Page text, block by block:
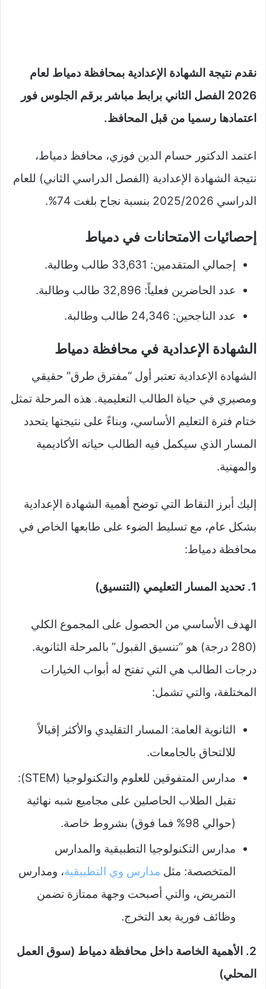
نقدم نتيجة الشهادة الإعدادية بمحافظة دمياط لعام
2026 الفصل الثاني برابط مباشر برقم الجلوس فور
اعتمادها رسميا من قبل المحافظ.
اعتمد الدكتور حسام الدين فوزي، محافظ دمياط،
نتيجة الشهادة الإعدادية (الفصل الدراسي الثاني) للعام
الدراسي 2025/2026 بنسبة نجاح بلغت 74%.
إحصائيات الامتحانات في دمياط
إجمالي المتقدمين: 33,631 طالب وطالبة.
عدد الحاضرين فعلياً: 32,896 طالب وطالبة.
عدد الناجحين: 24,346 طالب وطالبة.
الشهادة الإعدادية في محافظة دمياط
الشهادة الإعدادية تعتبر أول “مفترق طرق” حقيقي
ومصيري في حياة الطالب التعليمية. هذه المرحلة تمثل
ختام فترة التعليم الأساسي، وبناءً على نتيجتها يتحدد
المسار الذي سيكمل فيه الطالب حياته الأكاديمية
والمهنية.
إليك أبرز النقاط التي توضح أهمية الشهادة الإعدادية
بشكل عام، مع تسليط الضوء على طابعها الخاص في
محافظة دمياط:
1. تحديد المسار التعليمي (التنسيق)
الهدف الأساسي من الحصول على المجموع الكلي
(280 درجة) هو “تنسيق القبول” بالمرحلة الثانوية.
درجات الطالب هي التي تفتح له أبواب الخيارات
المختلفة، والتي تشمل:
الثانوية العامة: المسار التقليدي والأكثر إقبالاً
للالتحاق بالجامعات.
مدارس المتفوقين للعلوم والتكنولوجيا (STEM):
تقبل الطلاب الحاصلين على مجاميع شبه نهائية
(حوالي 98% فما فوق) بشروط خاصة.
مدارس التكنولوجيا التطبيقية والمدارس
المتخصصة: مثل مدارس وي التطبيقية، ومدارس
التمريض، والتي أصبحت وجهة ممتازة تضمن
وظائف فورية بعد التخرج.
2. الأهمية الخاصة داخل محافظة دمياط (سوق العمل
المحلي)